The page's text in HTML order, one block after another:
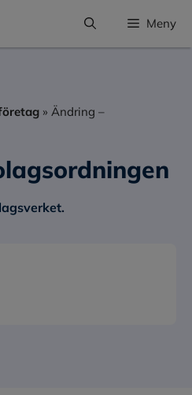
Meny
» Ändring –